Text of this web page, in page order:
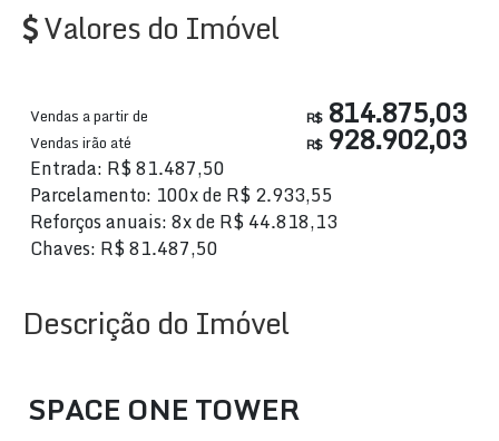
Valores do Imóvel
R$814.875,03
Vendas a partir de
R$928.902,03
Vendas irão até
Entrada: R$ 81.487,50
Parcelamento: 100x de R$ 2.933,55
Reforços anuais: 8x de R$ 44.818,13
Chaves: R$ 81.487,50
Descrição do Imóvel
SPACE ONE TOWER